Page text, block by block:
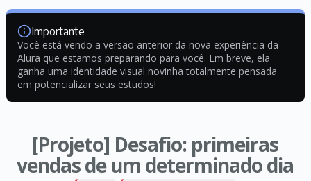
Importante
Você está vendo a versão anterior da nova experiência da
Alura que estamos preparando para você. Em breve, ela
ganha uma identidade visual novinha totalmente pensada
em potencializar seus estudos!
[Projeto] Desafio: primeiras
vendas de um determinado dia